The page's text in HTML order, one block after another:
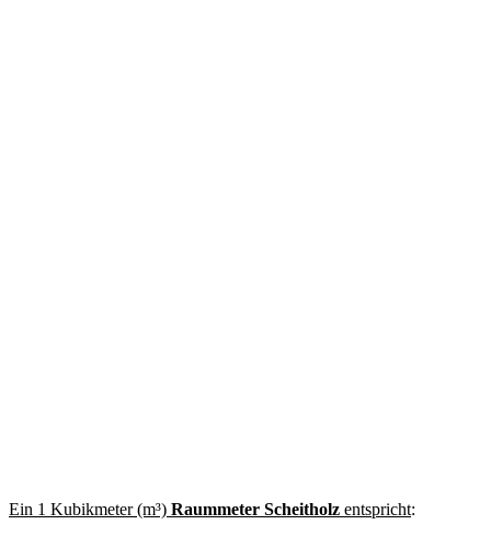
Ein 1 Kubikmeter (m³) Raummeter Scheitholz entspricht: